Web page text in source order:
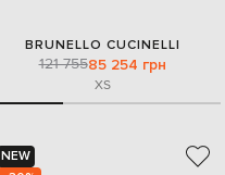
BRUNELLO CUCINELLI
121 75585 254 грн
XS
NEW